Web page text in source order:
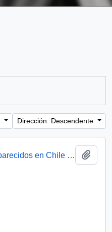
Dirección: Descendente
[Miembro de Amnistía Internacional por la defensa de los detenidos desaparecidos en Chile felicita por la creación de la Comisión de de Verdad y Reconciliación]